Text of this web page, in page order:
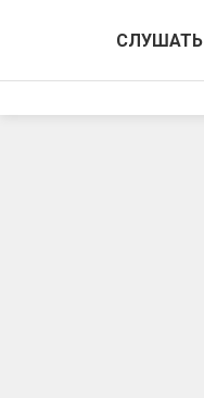
СЛУШАТЬ